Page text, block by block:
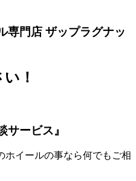
専門店 ザップラグナッ
！
サービス』
ホイールの事なら何でもご相